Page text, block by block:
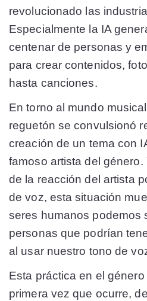
revolucionado las
Especialmente la IA
centenar de personas y
para crear contenidos,
hasta canciones.
En torno al mundo
reguetón se convulsionó
creación de un tema con
famoso artista del
de la reacción del artista
de voz, esta situación
seres humanos podemos
personas que podrían
al usar nuestro tono de
Esta práctica en el
primera vez que ocurre,